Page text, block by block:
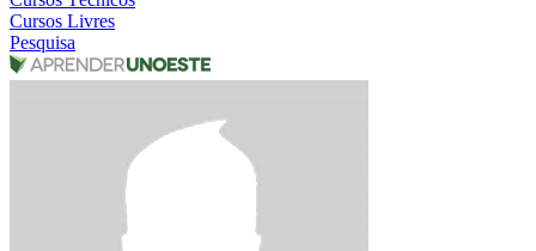
Cursos Livres
Pesquisa